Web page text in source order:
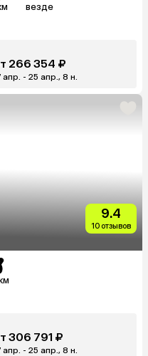
везде
266 354 ₽
апр. - 25 апр., 8 н.
9.4
10 отзывов
306 791 ₽
апр. - 25 апр., 8 н.